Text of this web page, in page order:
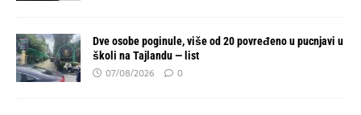
Dve osobe poginule, više od 20 povređeno u pucnjavi u
školi na Tajlandu — list
07/08/2026 0